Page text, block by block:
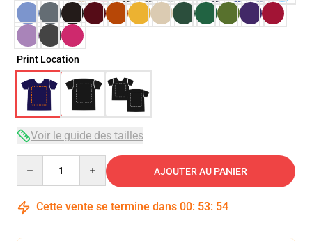
Print Location
Voir le guide des tailles
AJOUTER AU PANIER
Cette vente se termine dans 00: 53: 54